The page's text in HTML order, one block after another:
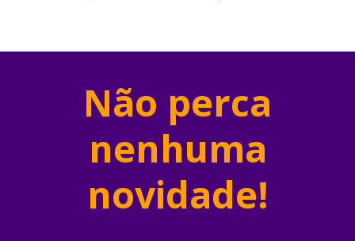
Não perca
nenhuma
novidade!